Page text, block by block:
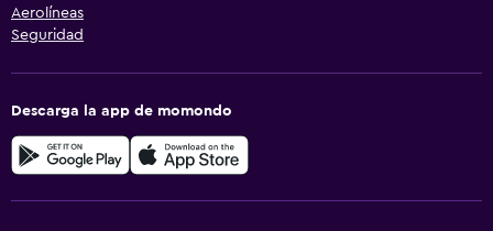
Aerolíneas
Seguridad
Descarga la app de momondo